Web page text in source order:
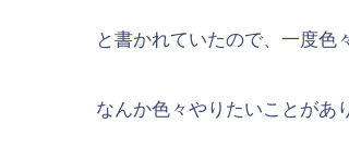
と書かれていたので、一度色
なんか色々やりたいことがあ